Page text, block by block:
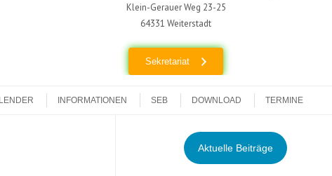
Klein-Gerauer Weg 23-25
64331 Weiterstadt
Sekretariat
INFORMATIONEN SEB DOWNLOAD TERMINE
Aktuelle Beiträge